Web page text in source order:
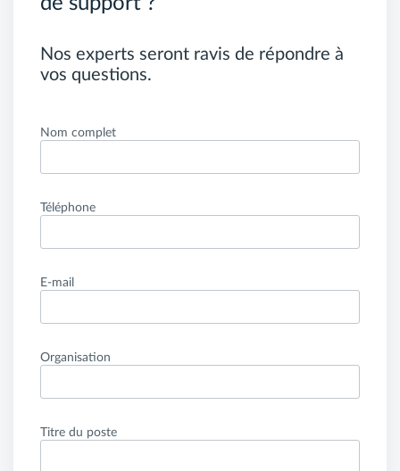
Nos experts seront ravis de répondre à
vos questions.
Nom complet
Téléphone
E-mail
Organisation
Titre du poste